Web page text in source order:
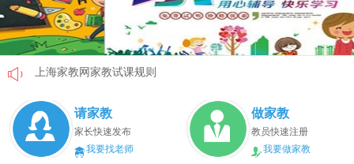
上海家教网家教试课规则
上海家教网免责声明
教员首次给家长打电话注意事项
上海家教网教员首次上门试教注意事项
请家教
家长快速发布
我要找老师
做家教
教员快速注册
我要做家教